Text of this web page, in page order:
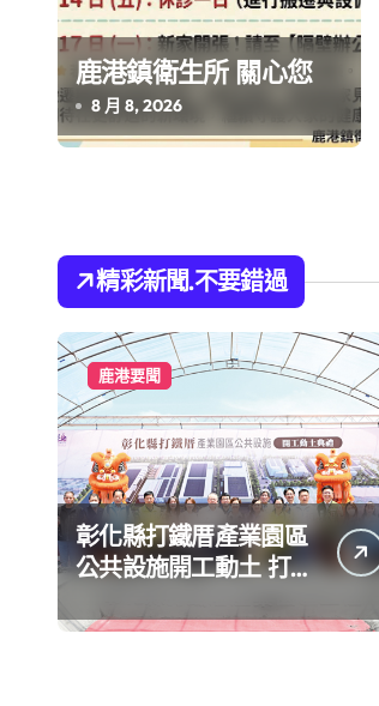
鹿港鎮衛生所 關心您
8 月 8, 2026
精彩新聞.不要錯過
鹿港要聞
彰化縣打鐵厝產業園區
公共設施開工動土 打造
持續升級進步